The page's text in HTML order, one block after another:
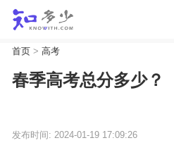
首页> 高考
春季高考总分多少？
发布时间: 2024-01-19 17:09:26